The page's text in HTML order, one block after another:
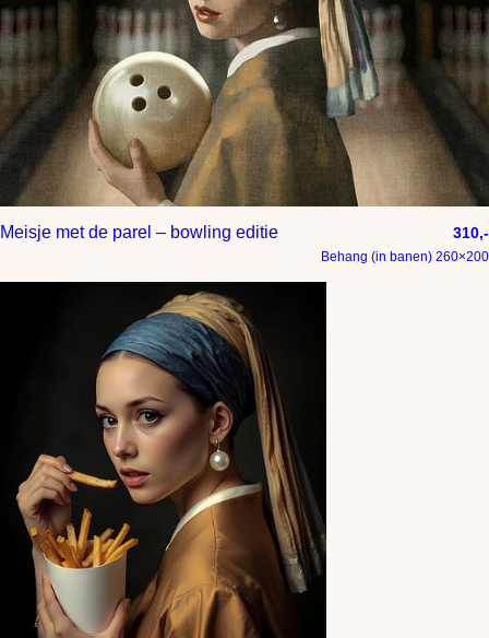
Meisje met de parel – bowling editie 310,-
Behang (in banen) 260×200